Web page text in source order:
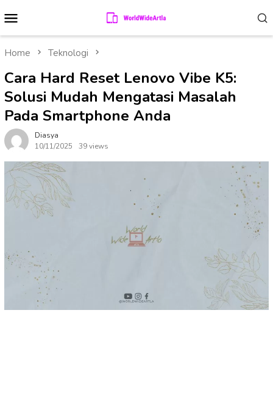
to
contentMenu
Home Teknologi
Cara Hard Reset Lenovo Vibe K5:
Solusi Mudah Mengatasi Masalah
Pada Smartphone Anda
Diasya
10/11/2025
39 views